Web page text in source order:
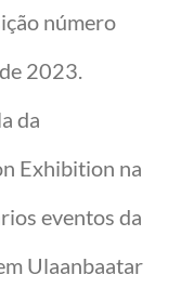
número
2023.
da
Exhibition na
eventos da
Ulaanbaatar